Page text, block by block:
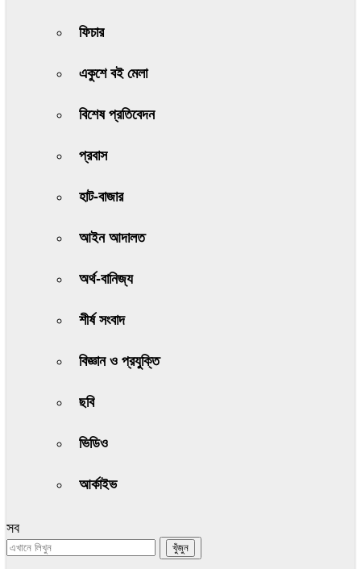
ফিচার
একুশে বই মেলা
বিশেষ প্রতিবেদন
প্রবাস
হাট-বাজার
আইন আদালত
অর্থ-বানিজ্য
শীর্ষ সংবাদ
বিজ্ঞান ও প্রযুক্তি
ছবি
ভিডিও
আর্কাইভ
সব